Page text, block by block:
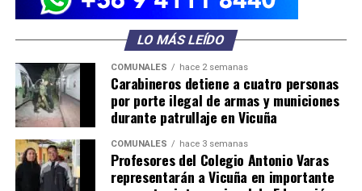
LO MÁS LEÍDO
COMUNALES hace 2 semanas
Carabineros detiene a cuatro personas
por porte ilegal de armas y municiones
durante patrullaje en Vicuña
COMUNALES hace 3 semanas
Profesores del Colegio Antonio Varas
representarán a Vicuña en importante